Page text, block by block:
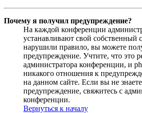
Почему я получил предупреждение?
На каждой конференции
устанавливают свой собственный
нарушили правило, вы можете
предупреждение. Учтите, что это
администратора конференции, и
никакого отношения к
на данном сайте. Если вы не
предупреждение, свяжитесь с
конференции.
Вернуться к началу